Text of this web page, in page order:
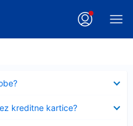
kreditne kartice?